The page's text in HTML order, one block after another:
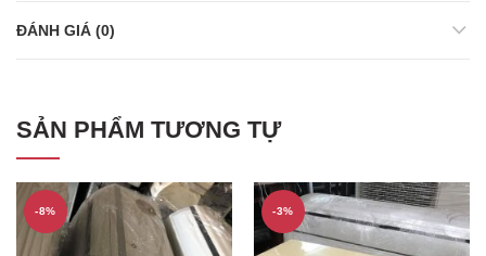
ĐÁNH GIÁ (0)
SẢN PHẨM TƯƠNG TỰ
-8% -3%